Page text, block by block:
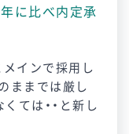
に比べ内定承
インで採用し
ままでは厳し
ては・・と新し